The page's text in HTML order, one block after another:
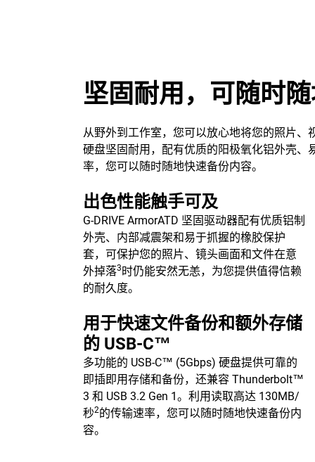
坚固耐用，可随时
从野外到工作室，您可以放心地将您的照片
硬盘坚固耐用，配有优质的阳极氧化铝外壳
率，您可以随时随地快速备份内容。
出色性能触手可及
G-DRIVE ArmorATD 坚固驱动器配有优质铝制
外壳、内部减震架和易于抓握的橡胶保护
套，可保护您的照片、镜头画面和文件在意
外掉落3时仍能安然无恙，为您提供值得信赖
的耐久度。
用于快速文件备份和额外存储
的 USB-C™
多功能的 USB-C™ (5Gbps) 硬盘提供可靠的
即插即用存储和备份，还兼容 Thunderbolt™
3 和 USB 3.2 Gen 1。利用读取高达 130MB/
秒2的传输速率，您可以随时随地快速备份内
容。